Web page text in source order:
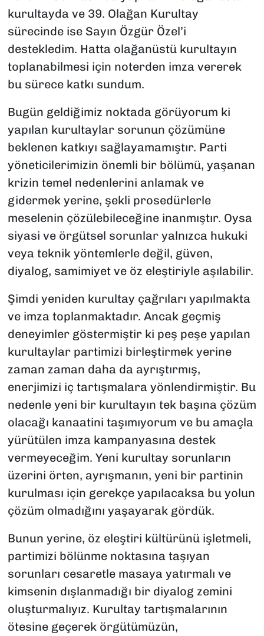
kurultayda ve 39. Olağan Kurultay
sürecinde ise Sayın Özgür Özel’i
destekledim. Hatta olağanüstü kurultayın
toplanabilmesi için noterden imza vererek
bu sürece katkı sundum.
Bugün geldiğimiz noktada görüyorum ki
yapılan kurultaylar sorunun çözümüne
beklenen katkıyı sağlayamamıştır. Parti
yöneticilerimizin önemli bir bölümü, yaşanan
krizin temel nedenlerini anlamak ve
gidermek yerine, şekli prosedürlerle
meselenin çözülebileceğine inanmıştır. Oysa
siyasi ve örgütsel sorunlar yalnızca hukuki
veya teknik yöntemlerle değil, güven,
diyalog, samimiyet ve öz eleştiriyle aşılabilir.
Şimdi yeniden kurultay çağrıları yapılmakta
ve imza toplanmaktadır. Ancak geçmiş
deneyimler göstermiştir ki peş peşe yapılan
kurultaylar partimizi birleştirmek yerine
zaman zaman daha da ayrıştırmış,
enerjimizi iç tartışmalara yönlendirmiştir. Bu
nedenle yeni bir kurultayın tek başına çözüm
olacağı kanaatini taşımıyorum ve bu amaçla
yürütülen imza kampanyasına destek
vermeyeceğim. Yeni kurultay sorunların
üzerini örten, ayrışmanın, yeni bir partinin
kurulması için gerekçe yapılacaksa bu yolun
çözüm olmadığını yaşayarak gördük.
Bunun yerine, öz eleştiri kültürünü işletmeli,
partimizi bölünme noktasına taşıyan
sorunları cesaretle masaya yatırmalı ve
kimsenin dışlanmadığı bir diyalog zemini
oluşturmalıyız. Kurultay tartışmalarının
ötesine geçerek örgütümüzün,